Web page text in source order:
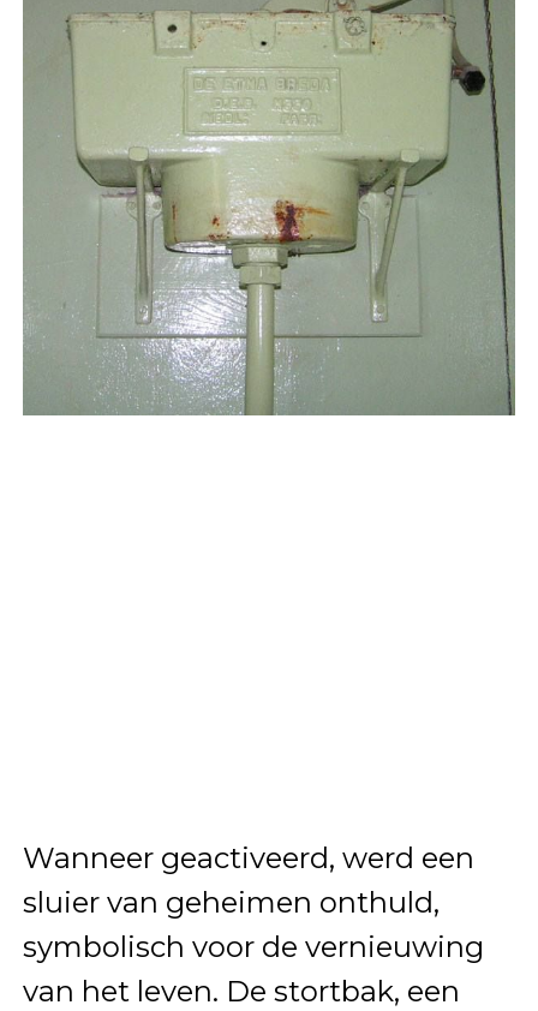
Wanneer geactiveerd, werd een
sluier van geheimen onthuld,
symbolisch voor de vernieuwing
van het leven. De stortbak, een